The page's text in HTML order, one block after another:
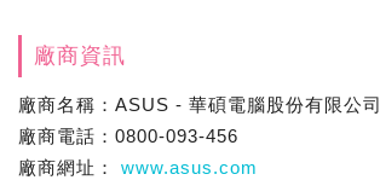
廠商資訊
廠商名稱：ASUS - 華碩電腦股份有限公司
廠商電話：0800-093-456
廠商網址： www.asus.com